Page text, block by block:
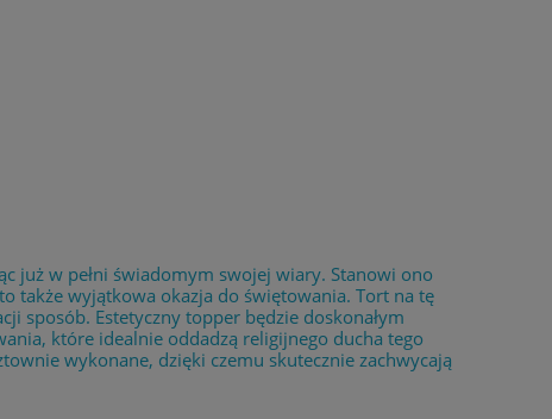
już w pełni świadomym swojej wiary. Stanowi ono
także wyjątkowa okazja do świętowania. Tort na tę
sposób. Estetyczny topper będzie doskonałym
które idealnie oddadzą religijnego ducha tego
wykonane, dzięki czemu skutecznie zachwycają